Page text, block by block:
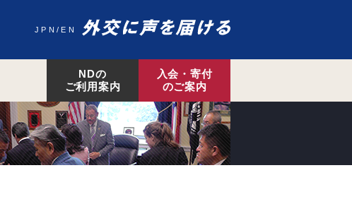
JPN EN
NDの
ご利用案内
入会・寄付
のご案内